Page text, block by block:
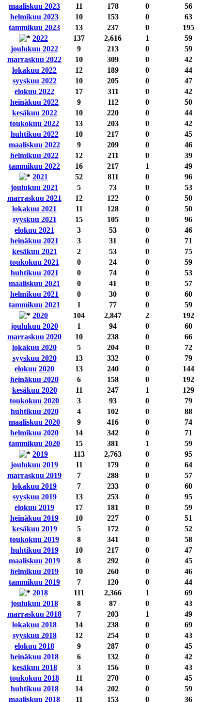
maaliskuu 2023
11 178 0
56
helmikuu 2023
10 153 0
63
tammikuu 2023
13 237 0
195
2022
137 2,616 1
59
joulukuu 2022
9 213 0
59
marraskuu 2022
10 309 0
42
lokakuu 2022
12 189 0
44
syyskuu 2022
10 205 0
47
elokuu 2022
17 311 0
42
heinäkuu 2022
9 112 0
50
kesäkuu 2022
10 220 0
44
toukokuu 2022
13 203 0
42
huhtikuu 2022
10 217 0
45
maaliskuu 2022
9 209 0
46
helmikuu 2022
12 211 0
39
tammikuu 2022
16 217 1
49
2021
52 811 0
96
joulukuu 2021
5 73 0
53
marraskuu 2021
12 122 0
50
lokakuu 2021
11 128 0
50
syyskuu 2021
15 105 0
96
elokuu 2021
3 53 0
46
heinäkuu 2021
3 31 0
71
kesäkuu 2021
2 53 0
75
toukokuu 2021
0 24 0
59
huhtikuu 2021
0 74 0
53
maaliskuu 2021
0 41 0
57
helmikuu 2021
0 30 0
60
tammikuu 2021
1 77 0
59
2020
104 2,847 2
192
joulukuu 2020
1 94 0
60
marraskuu 2020
10 238 0
66
lokakuu 2020
5 204 0
72
syyskuu 2020
13 332 0
79
elokuu 2020
13 240 0
144
heinäkuu 2020
6 158 0
192
kesäkuu 2020
11 247 1
129
toukokuu 2020
3 93 0
79
huhtikuu 2020
4 102 0
88
maaliskuu 2020
9 416 0
74
helmikuu 2020
14 342 0
71
tammikuu 2020
15 381 1
59
2019
113 2,763 0
95
joulukuu 2019
11 179 0
64
marraskuu 2019
7 288 0
57
lokakuu 2019
7 233 0
60
syyskuu 2019
13 253 0
95
elokuu 2019
17 181 0
59
heinäkuu 2019
10 227 0
51
kesäkuu 2019
5 172 0
52
toukokuu 2019
8 341 0
58
huhtikuu 2019
10 217 0
47
maaliskuu 2019
8 292 0
45
helmikuu 2019
10 260 0
46
tammikuu 2019
7 120 0
44
2018
111 2,366 1
69
joulukuu 2018
8 87 0
43
marraskuu 2018
7 203 1
49
lokakuu 2018
14 238 0
69
syyskuu 2018
12 254 0
43
elokuu 2018
9 287 0
45
heinäkuu 2018
6 132 0
42
kesäkuu 2018
3 156 0
43
toukokuu 2018
11 270 0
45
huhtikuu 2018
14 202 0
59
maaliskuu 2018
11 153 0 36